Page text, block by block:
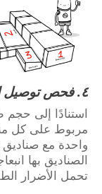
٤. فحص توصيل السلة الخاصة بك
استنادًا إلى
مربوط على كل
واحدة مع
الصناديق بها
تحمل الأضرار